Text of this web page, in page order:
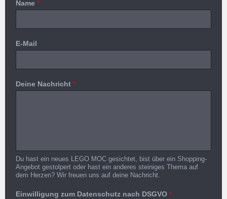
Name *
E-Mail
Deine Nachricht *
Du hast ein neues LEGO MOC gesichtet, bist über ein Shopping-
Angebot gestolpert oder hast ein anderes steiniges Thema auf
dem Herzen? Wir freuen uns auf deine Nachricht.
Einwilligung zum Datenschutz nach DSGVO *